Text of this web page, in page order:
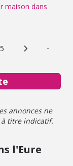
maison dans
5 Page suivante
annonces ne
titre indicatif.
l'Eure